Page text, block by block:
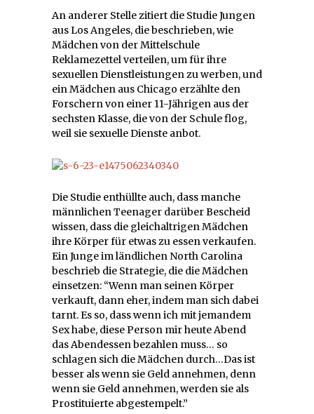
An anderer Stelle zitiert die Studie Jungen
aus Los Angeles, die beschrieben, wie
Mädchen von der Mittelschule
Reklamezettel verteilen, um für ihre
sexuellen Dienstleistungen zu werben, und
ein Mädchen aus Chicago erzählte den
Forschern von einer 11-Jährigen aus der
sechsten Klasse, die von der Schule flog,
weil sie sexuelle Dienste anbot.
Die Studie enthüllte auch, dass manche
männlichen Teenager darüber Bescheid
wissen, dass die gleichaltrigen Mädchen
ihre Körper für etwas zu essen verkaufen.
Ein Junge im ländlichen North Carolina
beschrieb die Strategie, die die Mädchen
einsetzen: “Wenn man seinen Körper
verkauft, dann eher, indem man sich dabei
tarnt. Es so, dass wenn ich mit jemandem
Sex habe, diese Person mir heute Abend
das Abendessen bezahlen muss… so
schlagen sich die Mädchen durch…Das ist
besser als wenn sie Geld annehmen, denn
wenn sie Geld annehmen, werden sie als
Prostituierte abgestempelt.”